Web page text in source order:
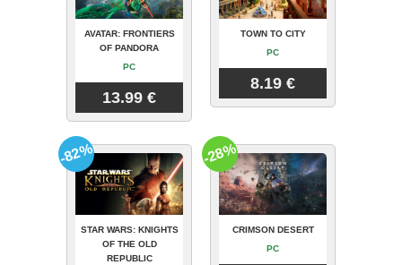
AVATAR: FRONTIERS
OF PANDORA
PC
13.99 €
TOWN TO CITY
PC
8.19 €
STAR WARS: KNIGHTS
OF THE OLD
REPUBLIC
-82%
CRIMSON DESERT
PC
-28%